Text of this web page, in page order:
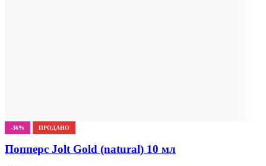
-36% ПРОДАНО
Попперс Jolt Gold (natural) 10 мл